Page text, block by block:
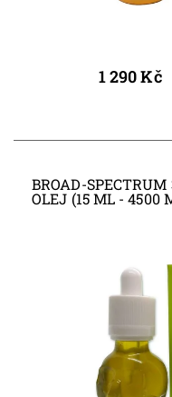
1 290 Kč
BROAD-
OLEJ (15 ML - 4500